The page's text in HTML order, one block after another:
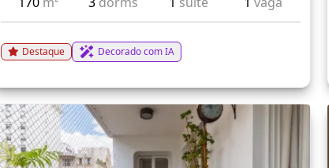
Destaque Decorado com IA